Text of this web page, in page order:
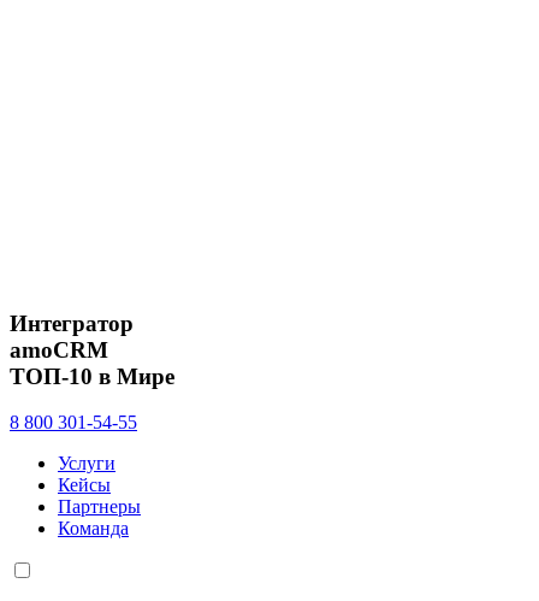
Интегратор
amoCRM
ТОП-10 в Мире
8 800 301-54-55
Услуги
Кейсы
Партнеры
Команда